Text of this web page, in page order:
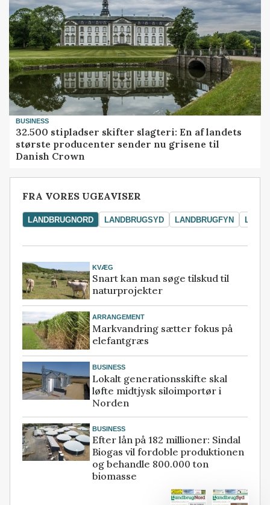
BUSINESS
32.500 stipladser skifter slagteri: En af landets
største producenter sender nu grisene til
Danish Crown
FRA VORES UGEAVISER
LANDBRUGNORD LANDBRUGSYD LANDBRUGFYN
KVÆG
Snart kan man søge tilskud til
naturprojekter
ARRANGEMENT
Markvandring sætter fokus på
elefantgræs
BUSINESS
Lokalt generationsskifte skal
løfte midtjysk siloimportør i
Norden
BUSINESS
Efter lån på 182 millioner: Sindal
Biogas vil fordoble produktionen
og behandle 800.000 ton
biomasse